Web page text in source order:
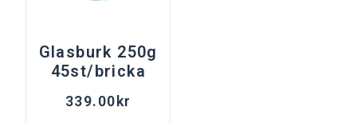
Glasburk 250g
45st/bricka
339.00 kr